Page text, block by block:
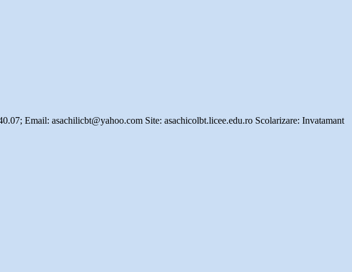
Email: asachilicbt@yahoo.com Site: asachicolbt.licee.edu.ro Scolarizare: Invatamant